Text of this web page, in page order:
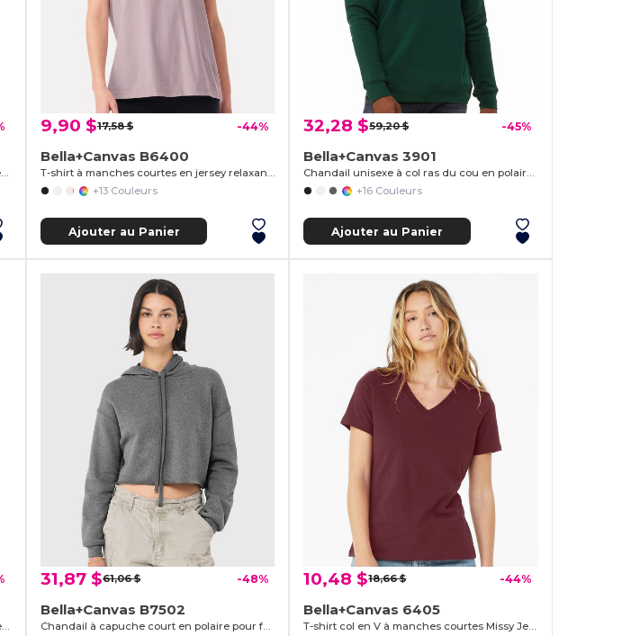
T-shirt unisexe en jersey à manches courtes et col en V
9,90 $17,58 $ -44%
Bella+Canvas B6400
T-shirt à manches courtes en jersey relaxant Missy's
+13 Couleurs
Ajouter au Panier
32,28 $59,20 $ -45%
Bella+Canvas 3901
Chandail unisexe à col ras du cou en polaire éponge
+16 Couleurs
Ajouter au Panier
T-shirt à manches courtes en jersey pour les jeunes
31,87 $61,06 $ -48%
Bella+Canvas B7502
Chandail à capuche court en polaire pour femme
10,48 $18,66 $ -44%
Bella+Canvas 6405